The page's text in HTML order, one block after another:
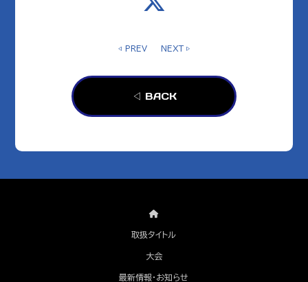
◁ PREV NEXT ▷
◁ BACK
取扱タイトル
大会
最新情報・お知らせ